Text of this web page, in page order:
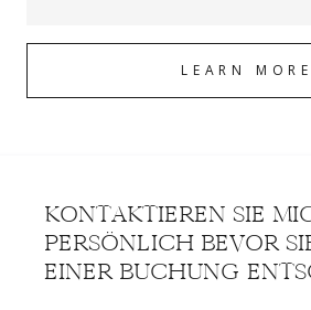
LEARN MORE
KONTAKTIEREN SIE
PERSÖNLICH BEVOR
EINER BUCHUNG